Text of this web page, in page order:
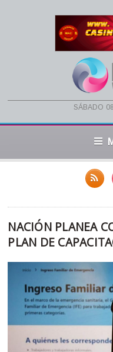
sábado
NACIÓN PLANEA
PLAN DE